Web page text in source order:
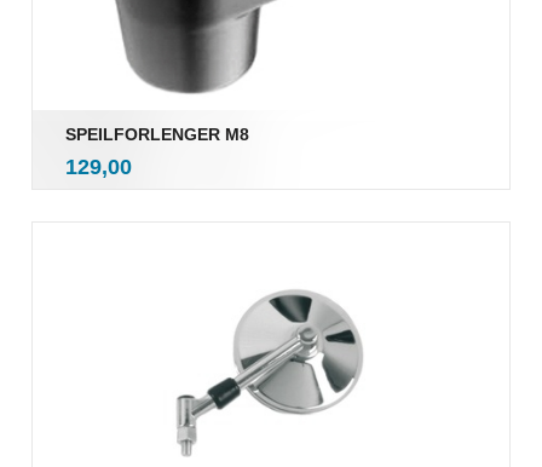
SPEILFORLENGER M8
Pris
129,00mva.